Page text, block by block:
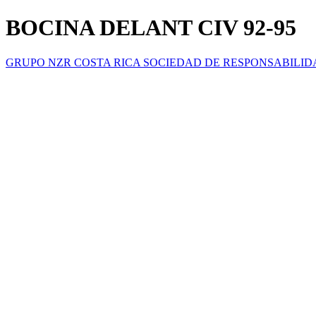
BOCINA DELANT CIV 92-95
GRUPO NZR COSTA RICA SOCIEDAD DE